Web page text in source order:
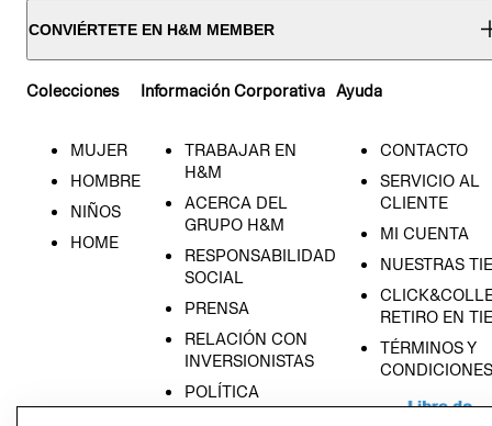
CONVIÉRTETE EN H&M MEMBER
Colecciones
MUJER
HOMBRE
NIÑOS
HOME
Información Corporativa
TRABAJAR EN
H&M
ACERCA DEL
GRUPO H&M
RESPONSABILIDAD
SOCIAL
PRENSA
RELACIÓN CON
INVERSIONISTAS
POLÍTICA
EMPRESARIAL
Ayuda
CONTACTO
SERVICIO AL
CLIENTE
MI CUENTA
NUESTRAS
RETIRO EN
TÉRMINOS Y
CONDICIONES